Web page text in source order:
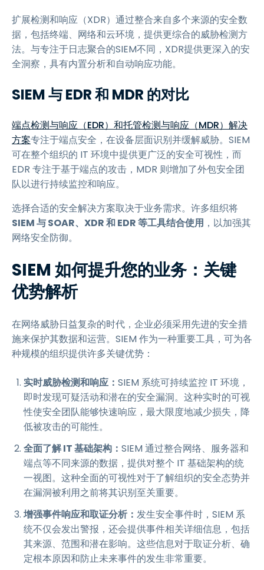
扩展检测和响应（XDR）通过整合来自多个来源的安全数
据，包括终端、网络和云环境，提供更综合的威胁检测方
法。与专注于日志聚合的SIEM不同，XDR提供更深入的安
全洞察，具有内置分析和自动响应功能。
SIEM 与 EDR 和 MDR 的对比
端点检测与响应（EDR）和托管检测与响应（MDR）解决
方案专注于端点安全，在设备层面识别并缓解威胁。SIEM
可在整个组织的 IT 环境中提供更广泛的安全可视性，而
EDR 专注于基于端点的攻击，MDR 则增加了外包安全团
队以进行持续监控和响应。
选择合适的安全解决方案取决于业务需求。许多组织将
SIEM 与 SOAR、XDR 和 EDR 等工具结合使用 ，以加强其
网络安全防御。
SIEM 如何提升您的业务：关键
优势解析
在网络威胁日益复杂的时代，企业必须采用先进的安全措
施来保护其数据和运营。SIEM 作为一种重要工具，可为各
种规模的组织提供许多关键优势：
实时威胁检测和响应： SIEM 系统可持续监控 IT 环境，
即时发现可疑活动和潜在的安全漏洞。这种实时的可视
性使安全团队能够快速响应，最大限度地减少损失，降
低被攻击的可能性。
全面了解 IT 基础架构： SIEM 通过整合网络、服务器和
端点等不同来源的数据，提供对整个 IT 基础架构的统
一视图。这种全面的可视性对于了解组织的安全态势并
在漏洞被利用之前将其识别至关重要。
增强事件响应和取证分析： 发生安全事件时，SIEM 系
统不仅会发出警报，还会提供事件相关详细信息，包括
其来源、范围和潜在影响。这些信息对于取证分析、确
定根本原因和防止未来事件的发生非常重要。